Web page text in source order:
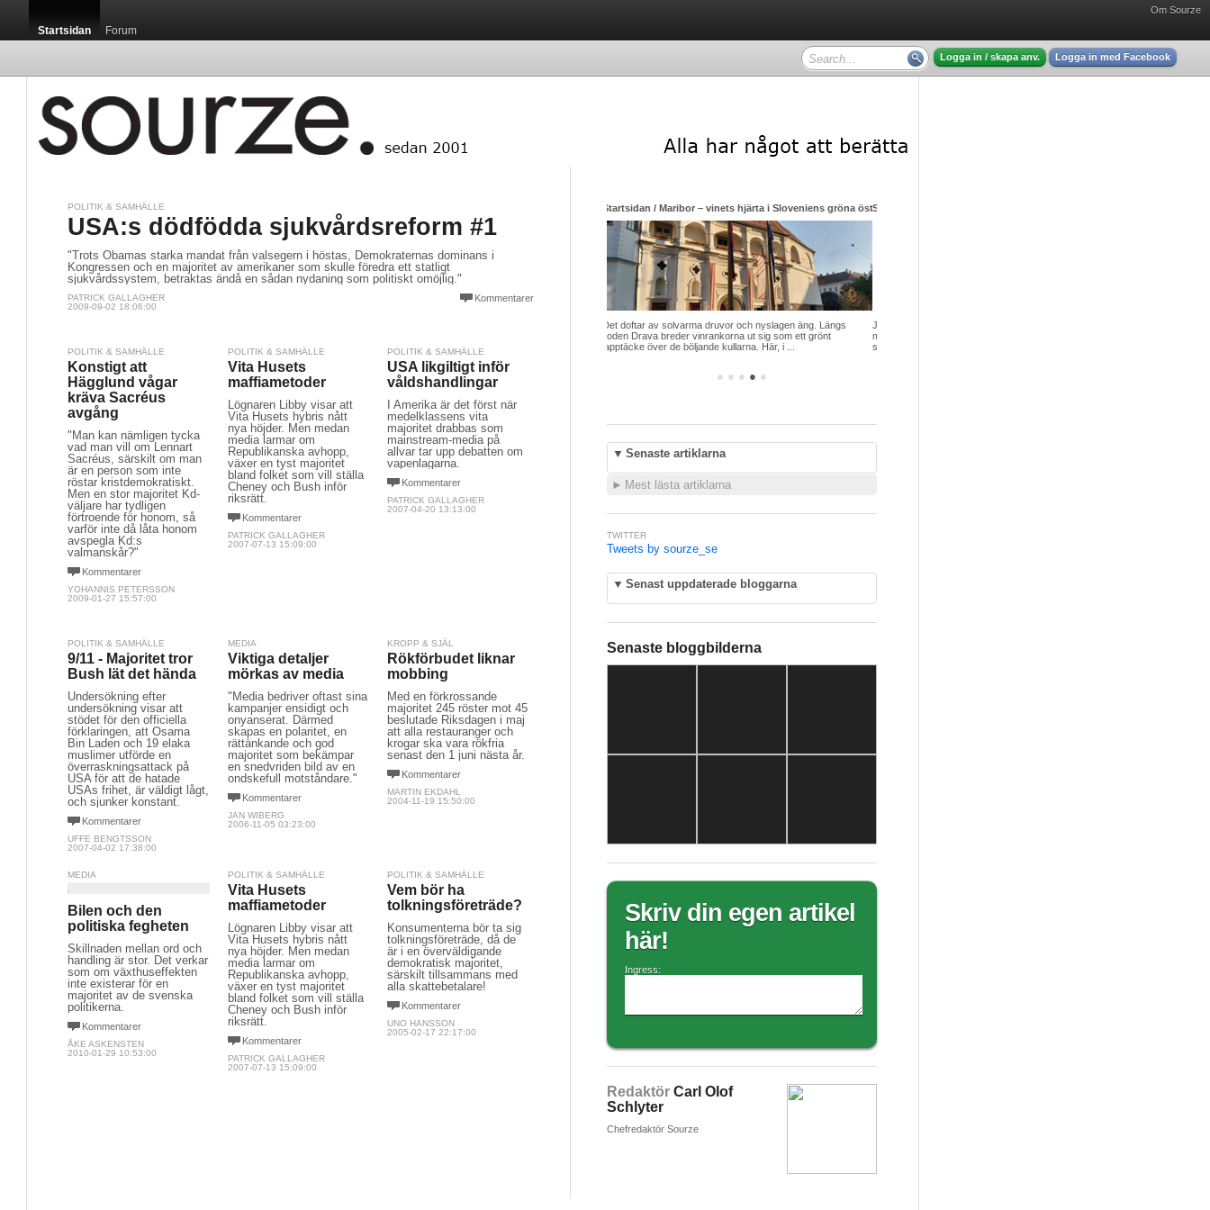
Om Sourze
Startsidan Forum
Logga in / skapa anv. Logga in med Facebook
POLITIK & SAMHÄLLE
USA:s dödfödda sjukvårdsreform #1
"Trots Obamas starka mandat från valsegern i höstas, Demokraternas dominans i
Kongressen och en majoritet av amerikaner som skulle föredra ett statligt
sjukvårdssystem, betraktas ändå en sådan nydaning som politiskt omöjlig."
Kommentarer
PATRICK GALLAGHER
2009-09-02 18:06:00
POLITIK & SAMHÄLLE
Konstigt att
Hägglund vågar
kräva Sacréus
avgång
"Man kan nämligen tycka
vad man vill om Lennart
Sacréus, särskilt om man
är en person som inte
röstar kristdemokratiskt.
Men en stor majoritet Kd-
väljare har tydligen
förtroende för honom, så
varför inte då låta honom
avspegla Kd:s
valmanskår?"
Kommentarer
YOHANNIS PETERSSON
2009-01-27 15:57:00
POLITIK & SAMHÄLLE
Vita Husets
maffiametoder
Lögnaren Libby visar att
Vita Husets hybris nått
nya höjder. Men medan
media larmar om
Republikanska avhopp,
växer en tyst majoritet
bland folket som vill ställa
Cheney och Bush inför
riksrätt.
Kommentarer
PATRICK GALLAGHER
2007-07-13 15:09:00
POLITIK & SAMHÄLLE
USA likgiltigt inför
våldshandlingar
I Amerika är det först när
medelklassens vita
majoritet drabbas som
mainstream-media på
allvar tar upp debatten om
vapenlagarna.
Kommentarer
PATRICK GALLAGHER
2007-04-20 13:13:00
POLITIK & SAMHÄLLE
9/11 - Majoritet tror
Bush lät det hända
Undersökning efter
undersökning visar att
stödet för den officiella
förklaringen, att Osama
Bin Laden och 19 elaka
muslimer utförde en
överraskningsattack på
USA för att de hatade
USAs frihet, är väldigt lågt,
och sjunker konstant.
Kommentarer
UFFE BENGTSSON
2007-04-02 17:38:00
MEDIA
Viktiga detaljer
mörkas av media
"Media bedriver oftast sina
kampanjer ensidigt och
onyanserat. Därmed
skapas en polaritet, en
rättänkande och god
majoritet som bekämpar
en snedvriden bild av en
ondskefull motståndare."
Kommentarer
JAN WIBERG
2006-11-05 03:23:00
KROPP & SJÄL
Rökförbudet liknar
mobbing
Med en förkrossande
majoritet 245 röster mot 45
beslutade Riksdagen i maj
att alla restauranger och
krogar ska vara rökfria
senast den 1 juni nästa år.
Kommentarer
MARTIN EKDAHL
2004-11-19 15:50:00
MEDIA
Bilen och den
politiska fegheten
Skillnaden mellan ord och
handling är stor. Det verkar
som om växthuseffekten
inte existerar för en
majoritet av de svenska
politikerna.
Kommentarer
ÅKE ASKENSTEN
2010-01-29 10:53:00
POLITIK & SAMHÄLLE
Vita Husets
maffiametoder
Lögnaren Libby visar att
Vita Husets hybris nått
nya höjder. Men medan
media larmar om
Republikanska avhopp,
växer en tyst majoritet
bland folket som vill ställa
Cheney och Bush inför
riksrätt.
Kommentarer
PATRICK GALLAGHER
2007-07-13 15:09:00
POLITIK & SAMHÄLLE
Vem bör ha
tolkningsföreträde?
Konsumenterna bör ta sig
tolkningsföreträde, då de
är i en överväldigande
demokratisk majoritet,
särskilt tillsammans med
alla skattebetalare!
Kommentarer
UNO HANSSON
2005-02-17 22:17:00
● ● ● ● ●
Startsidan / Maribor – vinets hjärta i Sloveniens gröna öst
lapptäcke över de böljande kullarna. Här, i ...
Startsidan / Hyperhidros – överdriven svettning – ett socialt gissel men hjälp finns att få
Jag har under större delen av mitt liv lidit av en åkomma vars
medicinska term är Hyperhidros som betyder överdriven
svettning, i mitt fall armhålorna ...
▼ Senaste artiklarna
► Mest lästa artiklarna
TWITTER
Tweets by sourze_se
▼ Senast uppdaterade bloggarna
Senaste bloggbilderna
Skriv din egen artikel
här!
Ingress:
Redaktör Carl Olof
Schlyter
Chefredaktör Sourze